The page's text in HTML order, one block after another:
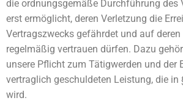
die ordnungsgemäße Durchführung des
erst ermöglicht, deren Verletzung die
Vertragszwecks gefährdet und auf
regelmäßig vertrauen dürfen. Dazu
unsere Pflicht zum Tätigwerden und der
vertraglich geschuldeten Leistung, die in
wird.